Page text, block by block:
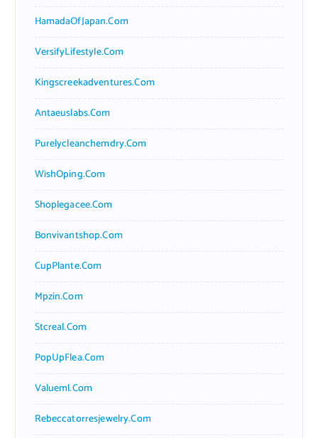
HamadaOfJapan.com
VersifyLifestyle.com
Kingscreekadventures.com
Antaeuslabs.com
Purelycleanchemdry.com
WishOping.com
Shoplegacee.com
Bonvivantshop.com
CupPlante.com
Mpzin.com
Stcreal.com
PopUpFlea.com
Valueml.com
Rebeccatorresjewelry.com